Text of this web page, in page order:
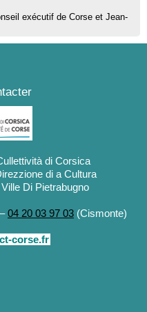
exécutif de Corse et Jean-
di Corsica
di a Cultura
Di Pietrabugno
04 20 03 97 03 (Cismonte)
corse.fr